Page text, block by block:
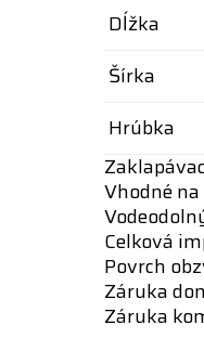
Dĺžka
Šírka
Hrúbka
Vhodné
Celková
Povrch
Záruka
Záruka